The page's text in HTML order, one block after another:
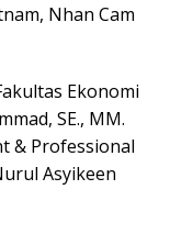
Nhan Cam
Ekonomi
SE., MM.
& Professional
Asyikeen